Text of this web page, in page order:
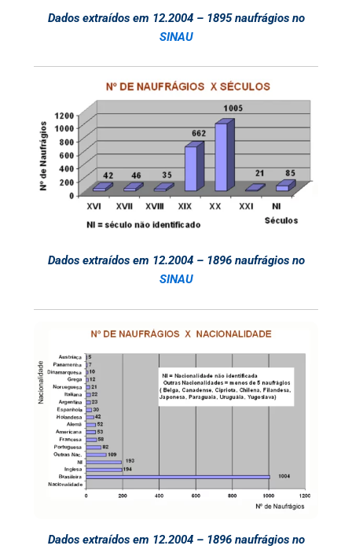
Dados extraídos em 12.2004 – 1895 naufrágios no
SINAU
Dados extraídos em 12.2004 – 1896 naufrágios no
SINAU
Dados extraídos em 12.2004 – 1896 naufrágios no